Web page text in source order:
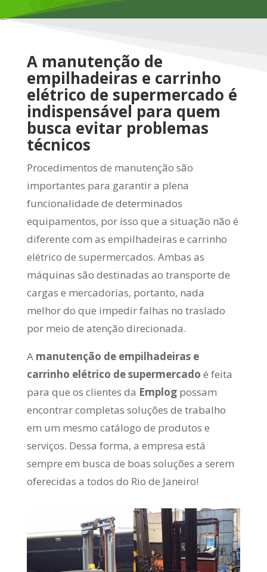
A manutenção de
empilhadeiras e carrinho
elétrico de supermercado é
indispensável para quem
busca evitar problemas
técnicos
Procedimentos de manutenção são
importantes para garantir a plena
funcionalidade de determinados
equipamentos, por isso que a situação não é
diferente com as empilhadeiras e carrinho
elétrico de supermercados. Ambas as
máquinas são destinadas ao transporte de
cargas e mercadorias, portanto, nada
melhor do que impedir falhas no traslado
por meio de atenção direcionada.
A manutenção de empilhadeiras e
carrinho elétrico de supermercado é feita
para que os clientes da Emplogpossam
encontrar completas soluções de trabalho
em um mesmo catálogo de produtos e
serviços. Dessa forma, a empresa está
sempre em busca de boas soluções a serem
oferecidas a todos do Rio de Janeiro!